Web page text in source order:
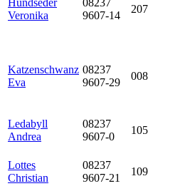
Hundseder
Veronika
08237
9607-14
207
Katzenschwanz
Eva
08237
9607-29
008
Ledabyll
Andrea
08237
9607-0
105
Lottes
Christian
08237
9607-21
109